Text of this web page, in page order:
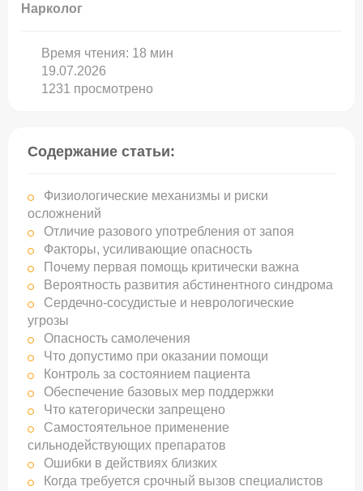
Нарколог
Время чтения: 18 мин
19.07.2026
1231 просмотрено
Содержание статьи:
Физиологические механизмы и риски
осложнений
Отличие разового употребления от запоя
Факторы, усиливающие опасность
Почему первая помощь критически важна
Вероятность развития абстинентного синдрома
Сердечно-сосудистые и неврологические
угрозы
Опасность самолечения
Что допустимо при оказании помощи
Контроль за состоянием пациента
Обеспечение базовых мер поддержки
Что категорически запрещено
Самостоятельное применение
сильнодействующих препаратов
Ошибки в действиях близких
Когда требуется срочный вызов специалистов